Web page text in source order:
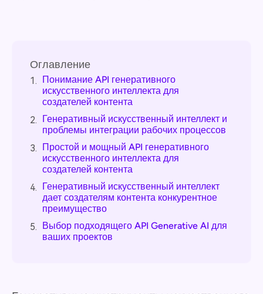
Оглавление
1. Понимание API генеративного
искусственного интеллекта для
создателей контента
2. Генеративный искусственный интеллект и
проблемы интеграции рабочих процессов
3. Простой и мощный API генеративного
искусственного интеллекта для
создателей контента
4. Генеративный искусственный интеллект
дает создателям контента конкурентное
преимущество
5. Выбор подходящего API Generative AI для
ваших проектов